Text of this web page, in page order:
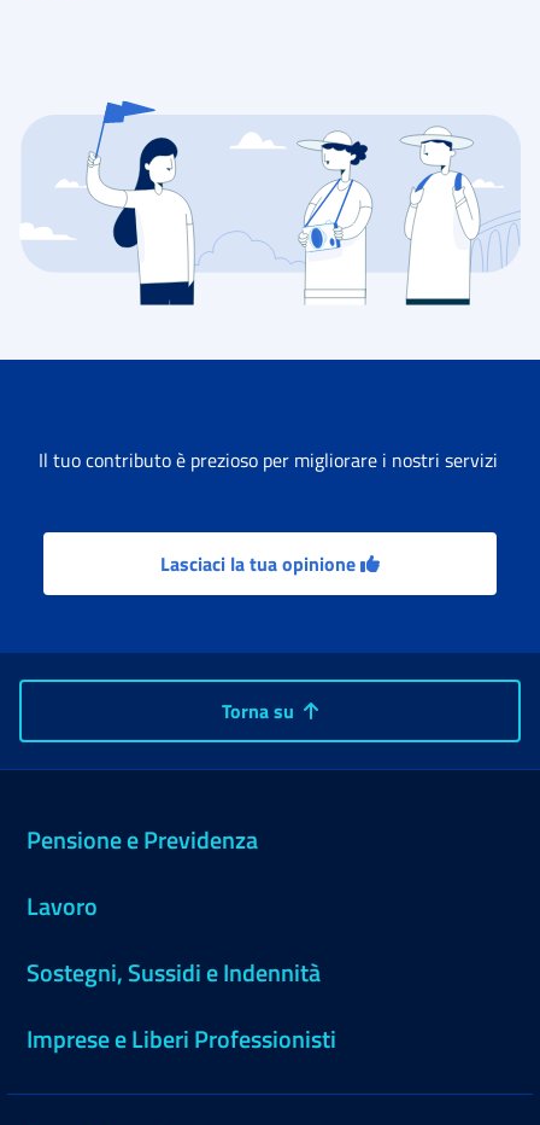
Il tuo contributo è prezioso per migliorare i nostri servizi
Lasciaci la tua opinione
Torna su
Pensione e Previdenza
Lavoro
Sostegni, Sussidi e Indennità
Imprese e Liberi Professionisti